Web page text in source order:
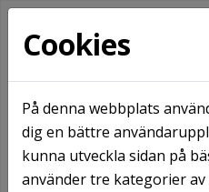
Hem
Värme och ventilation
Cookies
På denna webbplats
dig en bättre
kunna utveckla sidan på
använder tre kategorier av